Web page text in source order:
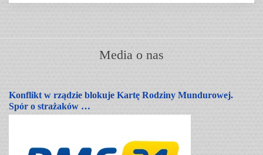
Media o nas
Konflikt w rządzie blokuje Kartę Rodziny Mundurowej.
Spór o strażaków …